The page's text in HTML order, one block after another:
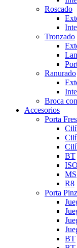
Roscado
Tronzado
Ranurado
Broca
Accesorios
Porta
BT
ISO
MS
R8
Porta
BT